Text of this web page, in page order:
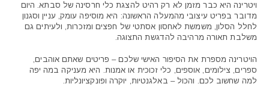
ויטרינה היא כבר מזמן לא רק רהיט להצגת כלי חרסינה של סבתא. היום
מדובר בפריט עיצובי מהמעלה הראשונה: היא מוסיפה עומק, עניין וסגנון
לחלל הסלון, משמשת לאחסון אסתטי של חפצים ומזכרות, ולעיתים גם
משלבת תאורה מרהיבה להדגשת התצוגה.
הויטרינה מספרת את הסיפור האישי שלכם – פריטים שאתם אוהבים,
ספרים, צילומים, אוספים, כלי זכוכית או אמנות. היא מעניקה במה יפה
למה שחשוב לכם. והכול – באלגנטיות, יוקרה ופונקציונליות.